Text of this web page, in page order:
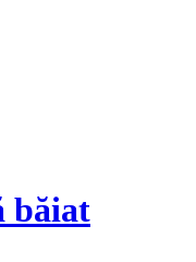
băiat